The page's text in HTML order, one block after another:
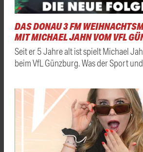
DAS DONAU 3 FM
MIT MICHAEL JAHN VOM VFL
Seit er 5 Jahre alt ist spielt Michael
beim VfL Günzburg. Was der Sport